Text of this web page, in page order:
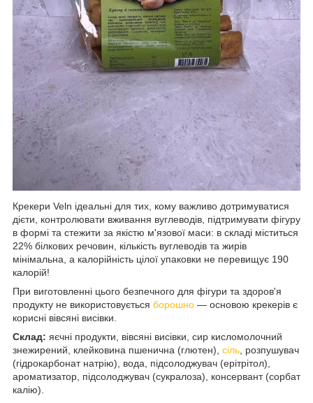
Крекери Veln ідеальні для тих, кому важливо дотримуватися
дієти, контролювати вживання вуглеводів, підтримувати фігуру
в формі та стежити за якістю м'язової маси: в складі міститься
22% білкових речовин, кількість вуглеводів та жирів
мінімальна, а калорійність цілої упаковки не перевищує 190
калорій!
При виготовленні цього безпечного для фігури та здоров'я
продукту не використовується борошно — основою крекерів є
корисні вівсяні висівки.
Склад: яєчні продукти, вівсяні висівки, сир кисломолочний
знежирений, клейковина пшенична (глютен), сіль , розпушувач
(гідрокарбонат натрію), вода, підсолоджувач (ерітрітол),
ароматизатор, підсолоджувач (сукралоза), консервант (сорбат
калію).